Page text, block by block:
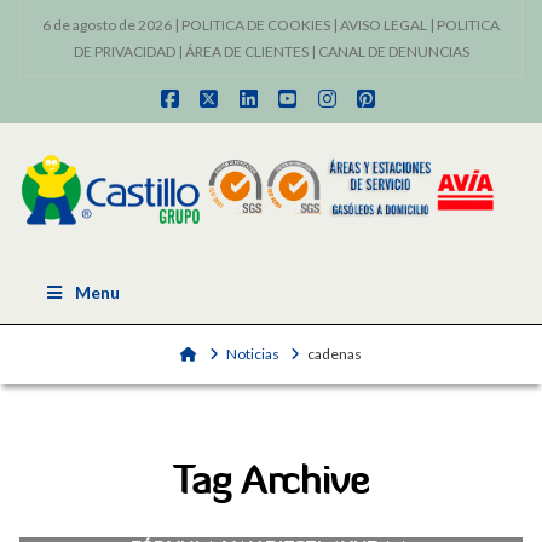
6 de agosto de 2026 | POLITICA DE COOKIES | AVISO LEGAL | POLITICA
DE PRIVACIDAD| ÁREA DE CLIENTES| CANAL DE DENUNCIAS
Facebook
X LinkedInYouTubeInstagram
Pinterest
Menu
HomeNoticias cadenas
Tag Archive